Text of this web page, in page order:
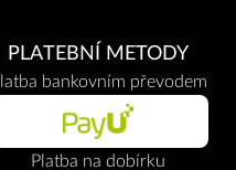
PLATEBNÍ METODY
bankovním převodem
Platba na dobírku